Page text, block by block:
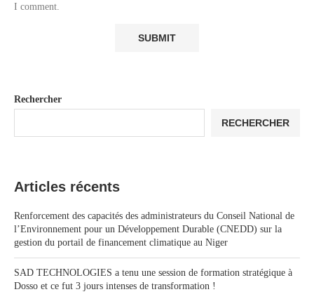
I comment.
Rechercher
RECHERCHER
Articles récents
Renforcement des capacités des administrateurs du Conseil National de
l’Environnement pour un Développement Durable (CNEDD) sur la
gestion du portail de financement climatique au Niger
SAD TECHNOLOGIES a tenu une session de formation stratégique à
Dosso et ce fut 3 jours intenses de transformation !